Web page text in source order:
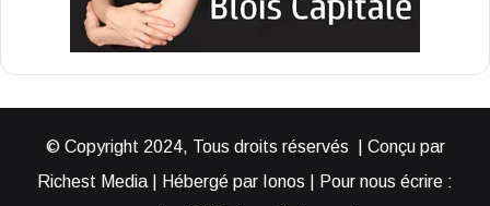
© Copyright 2024, Tous droits réservés | Conçu par
Richest Media | Hébergé par Ionos | Pour nous écrire :